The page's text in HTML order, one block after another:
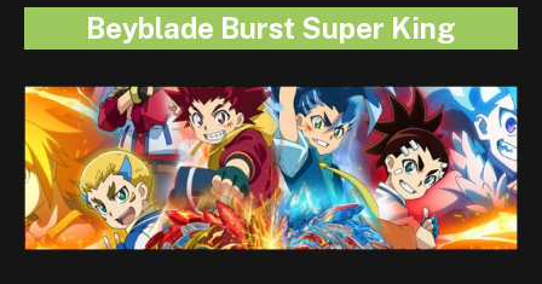
Beyblade Burst Super King